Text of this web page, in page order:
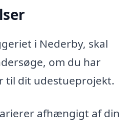
i Nederby, skal
om du har
til dit udestueprojekt.
afhængigt af din